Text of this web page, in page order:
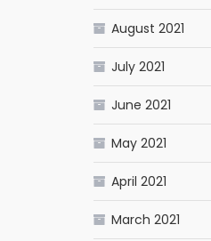
August 2021
July 2021
June 2021
May 2021
April 2021
March 2021